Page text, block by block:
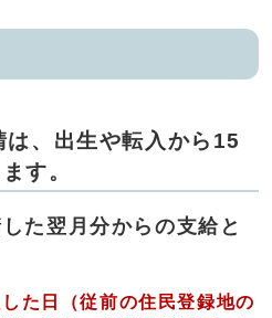
は、出生や転入から15
す。
た翌月分からの支給と
た日（従前の住民登録地の